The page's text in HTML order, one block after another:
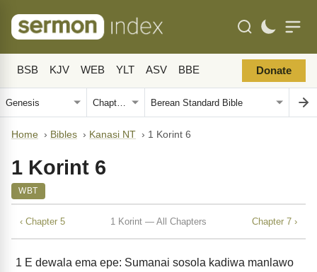
BSB KJV WEB YLT ASV BBE Donate
Home › Bibles › Kanasi NT › 1 Korint 6
1 Korint 6
WBT
‹ Chapter 5 1 Korint — All Chapters Chapter 7 ›
1 E dewala ema epe: Sumanai sosola kadiwa manlawo